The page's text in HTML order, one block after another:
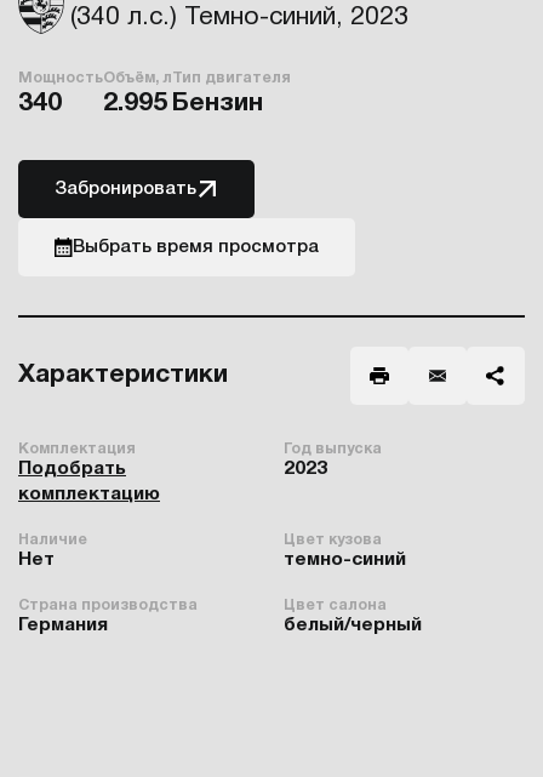
(340 л.с.) Темно-синий, 2023
Мощность
340
Объём, л
2.995
Тип двигателя
Бензин
Забронировать
Выбрать время просмотра
Характеристики
Комплектация
Подобрать
комплектацию
Год выпуска
2023
Наличие
Нет
Цвет кузова
темно-синий
Страна производства
Германия
Цвет салона
белый/черный